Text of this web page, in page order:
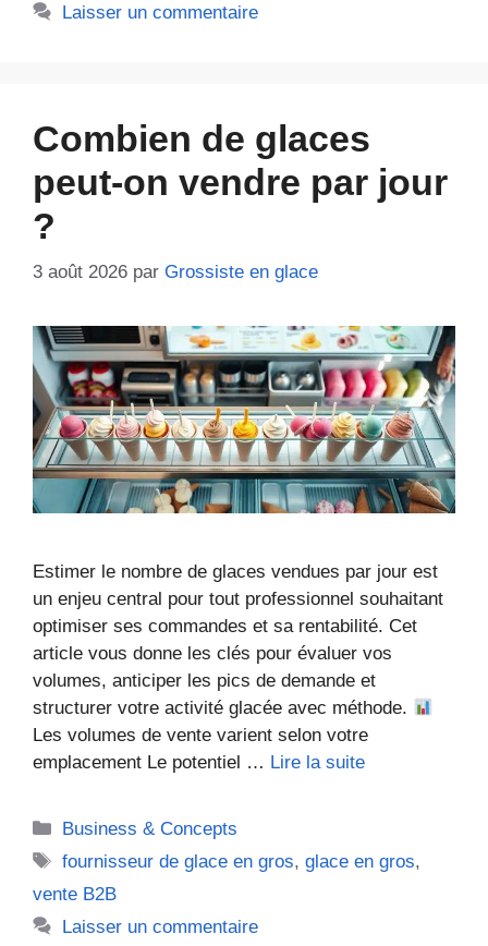
Laisser un commentaire
Combien de glaces
peut-on vendre par jour
?
3 août 2026 par Grossiste en glace
Estimer le nombre de glaces vendues par jour est
un enjeu central pour tout professionnel souhaitant
optimiser ses commandes et sa rentabilité. Cet
article vous donne les clés pour évaluer vos
volumes, anticiper les pics de demande et
structurer votre activité glacée avec méthode.
Les volumes de vente varient selon votre
emplacement Le potentiel … Lire la suite
Catégories
Business & Concepts
Étiquettes
fournisseur de glace en gros,glace en gros,
vente B2B
Laisser un commentaire